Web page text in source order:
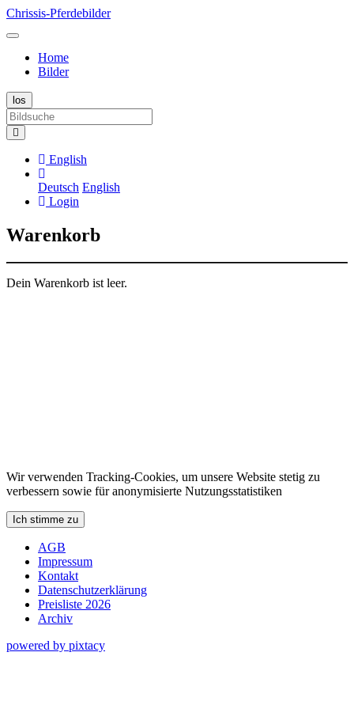
Chrissis-Pferdebilder
Home
Bilder
English
Deutsch English
Login
Warenkorb
Dein Warenkorb ist leer.
Wir verwenden Tracking-Cookies, um unsere Website stetig zu
verbessern sowie für anonymisierte Nutzungsstatistiken
Ich stimme zu
AGB
Impressum
Kontakt
Datenschutzerklärung
Preisliste 2026
Archiv
powered by pixtacy